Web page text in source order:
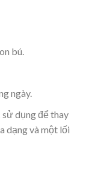
bú.
ngày.
dụng để thay
dạng và một lối